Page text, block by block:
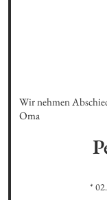
Wir nehmen
Oma
*